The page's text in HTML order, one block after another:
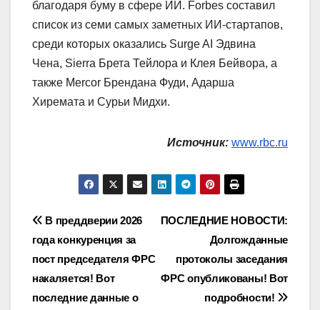
благодаря буму в сфере ИИ. Forbes составил
список из семи самых заметных ИИ-стартапов,
среди которых оказались Surge AI Эдвина
Чена, Sierra Брета Тейлора и Клея Бейвора, а
также Mercor Брендана Фуди, Адарша
Хиремата и Сурьи Мидхи.
Источник: www.rbc.ru
Навигация
по
записям
ПОСЛЕДНИЕ НОВОСТИ:
Долгожданные
протоколы заседания
ФРС опубликованы! Вот
подробности!
В преддверии 2026
года конкуренция за
пост председателя ФРС
накаляется! Вот
последние данные о